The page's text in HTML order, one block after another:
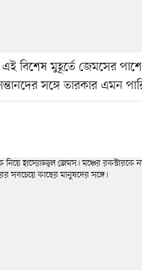
বিশেষ মুহূর্তে জেমসের
সঙ্গে তারকার এমন